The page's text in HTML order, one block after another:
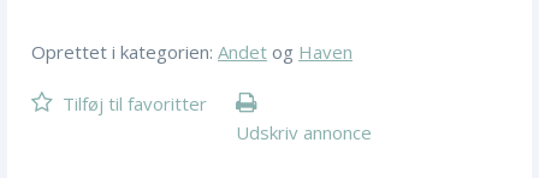
Oprettet i kategorien: Andet og Haven
Tilføj til favoritter
Udskriv annonce